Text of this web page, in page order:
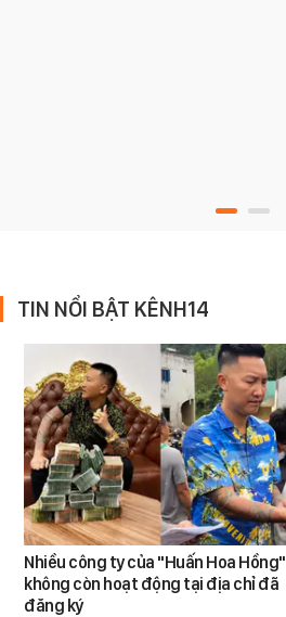
TIN NỔI BẬT KÊNH14
Nhiều công ty của "Huấn Hoa Hồng"
không còn hoạt động tại địa chỉ đã
đăng ký